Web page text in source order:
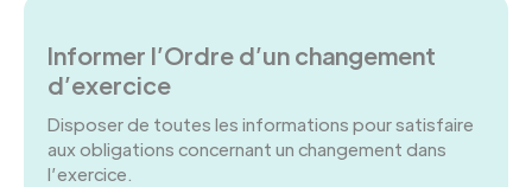
Informer l’Ordre d’un changement
d’exercice
Disposer de toutes les informations pour satisfaire
aux obligations concernant un changement dans
l’exercice.